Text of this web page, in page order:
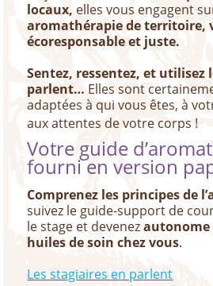
locaux, elles vous engagent
aromathérapie de territoire,
écoresponsable et juste.
Sentez, ressentez, et utilisez
parlent… Elles sont
adaptées à qui vous êtes, à
aux attentes de votre corps !
Votre guide
fourni en version
Comprenez les principes de
suivez le guide-support de
le stage et devenezautonome
huiles de soin chez vous.
Les stagiaires en parlent